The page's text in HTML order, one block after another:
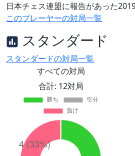
日本チェス連盟に報告があった
このプレーヤーの対局一覧
スタンダード
スタンダードの対局一覧
すべての対局
合計: 12対局